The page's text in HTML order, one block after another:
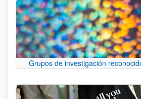
Grupos de investigación